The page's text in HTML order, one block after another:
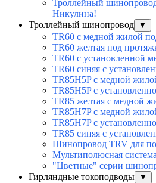
Троллейный
Никулина!
Троллейный шинопровод
▼
TR60 с медной жилой
TR60 желтая под
TR60 с установленной
TR60 синяя с
TR85H5P с медной
TR85H5P с
TR85 желтая с медной
TR85H7P с медной
TR85H7P с
TR85 синяя с
Шинопровод TRV для
Мультиполюсная
"Цветные" серии
Гирляндные токоподводы
▼